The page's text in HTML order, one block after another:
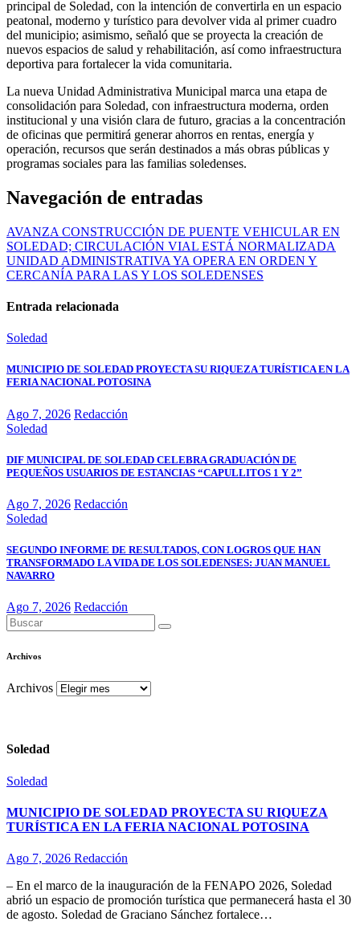
principal de Soledad, con la intención de convertirla en un espacio
peatonal, moderno y turístico para devolver vida al primer cuadro
del municipio; asimismo, señaló que se proyecta la creación de
nuevos espacios de salud y rehabilitación, así como infraestructura
deportiva para fortalecer la vida comunitaria.
La nueva Unidad Administrativa Municipal marca una etapa de
consolidación para Soledad, con infraestructura moderna, orden
institucional y una visión clara de futuro, gracias a la concentración
de oficinas que permitirá generar ahorros en rentas, energía y
operación, recursos que serán destinados a más obras públicas y
programas sociales para las familias soledenses.
Navegación de entradas
AVANZA CONSTRUCCIÓN DE PUENTE VEHICULAR EN
SOLEDAD; CIRCULACIÓN VIAL ESTÁ NORMALIZADA
UNIDAD ADMINISTRATIVA YA OPERA EN ORDEN Y
CERCANÍA PARA LAS Y LOS SOLEDENSES
Entrada relacionada
Soledad
MUNICIPIO DE SOLEDAD PROYECTA SU RIQUEZA TURÍSTICA EN LA
FERIA NACIONAL POTOSINA
Ago 7, 2026 Redacción
Soledad
DIF MUNICIPAL DE SOLEDAD CELEBRA GRADUACIÓN DE
PEQUEÑOS USUARIOS DE ESTANCIAS “CAPULLITOS 1 Y 2”
Ago 7, 2026 Redacción
Soledad
SEGUNDO INFORME DE RESULTADOS, CON LOGROS QUE HAN
TRANSFORMADO LA VIDA DE LOS SOLEDENSES: JUAN MANUEL
NAVARRO
Ago 7, 2026 Redacción
Archivos
Archivos
Soledad
Soledad
MUNICIPIO DE SOLEDAD PROYECTA SU RIQUEZA
TURÍSTICA EN LA FERIA NACIONAL POTOSINA
Ago 7, 2026 Redacción
– En el marco de la inauguración de la FENAPO 2026, Soledad
abrió un espacio de promoción turística que permanecerá hasta el 30
de agosto. Soledad de Graciano Sánchez fortalece…